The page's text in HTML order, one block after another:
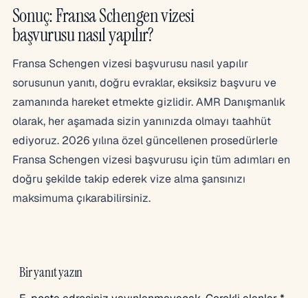
Sonuç: Fransa Schengen vizesi
başvurusu nasıl yapılır?
Fransa Schengen vizesi başvurusu nasıl yapılır
sorusunun yanıtı, doğru evraklar, eksiksiz başvuru ve
zamanında hareket etmekte gizlidir. AMR Danışmanlık
olarak, her aşamada sizin yanınızda olmayı taahhüt
ediyoruz. 2026 yılına özel güncellenen prosedürlerle
Fransa Schengen vizesi başvurusu için tüm adımları en
doğru şekilde takip ederek vize alma şansınızı
maksimuma çıkarabilirsiniz.
Bir yanıt yazın